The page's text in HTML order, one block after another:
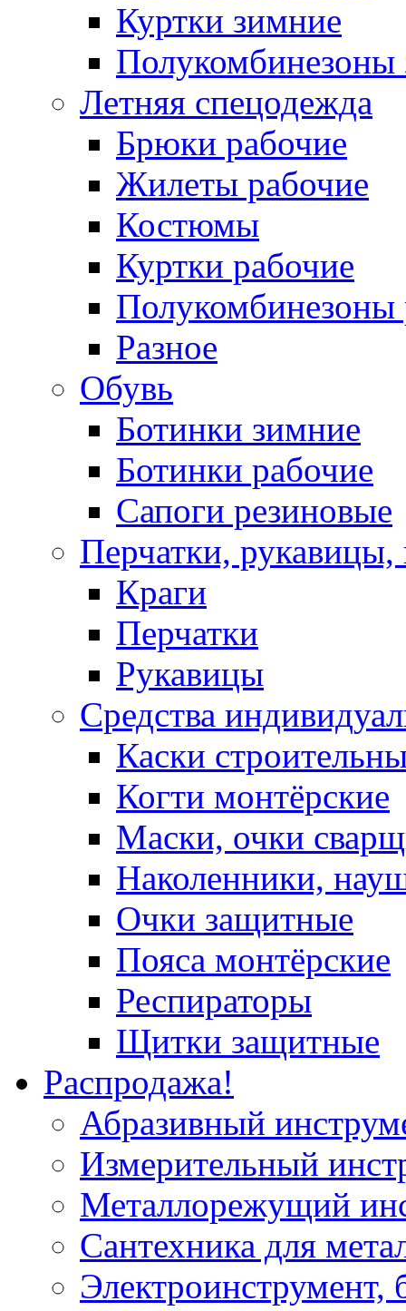
Куртки зимние
Полукомбинезоны
Летняя спецодежда
Брюки рабочие
Жилеты рабочие
Костюмы
Куртки рабочие
Полукомбинезоны
Разное
Обувь
Ботинки зимние
Ботинки рабочие
Сапоги резиновые
Перчатки, рукавицы,
Краги
Перчатки
Рукавицы
Средства
Каски
Когти монтёрские
Маски, очки
Наколенники,
Очки защитные
Пояса монтёрские
Респираторы
Щитки защитные
Распродажа!
Абразивный
Измерительный
Металлорежущий
Сантехника для
Электроинструмент,